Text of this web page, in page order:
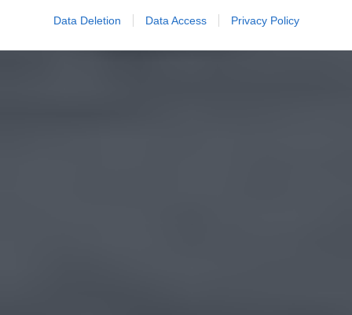
Data Deletion Data Access Privacy Policy